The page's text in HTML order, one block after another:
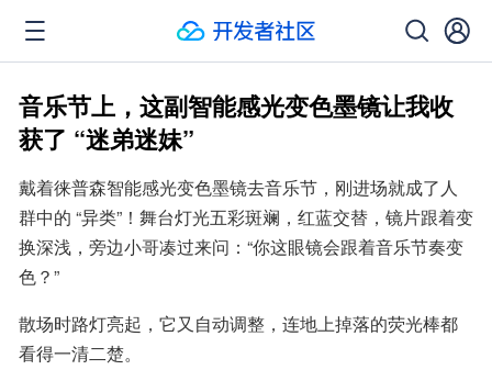
音乐节上，这副智能感光变色墨镜让我收
获了 “迷弟迷妹”
戴着徕普森智能感光变色墨镜去音乐节，刚进场就成了人
群中的 “异类”！舞台灯光五彩斑斓，红蓝交替，镜片跟着变
换深浅，旁边小哥凑过来问：“你这眼镜会跟着音乐节奏变
色？”
散场时路灯亮起，它又自动调整，连地上掉落的荧光棒都
看得一清二楚。